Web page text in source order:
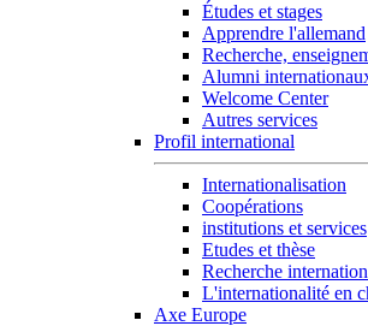
Études et stages
Apprendre l'allemand
Recherche,
Alumni
Welcome Center
Autres services
Profil international
Internationalisation
Coopérations
institutions et services
Etudes et thèse
Recherche
L'internationalité en
Axe Europe